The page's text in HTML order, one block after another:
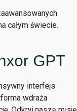
całym świecie.
GPT
interfejs
wdraża